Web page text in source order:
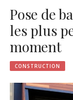
Pose de
les plus
moment
CONSTRUCTION